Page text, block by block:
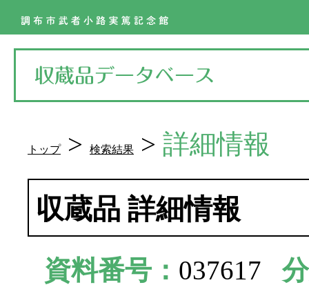
トップ> 検索結果 > 詳細情報
収蔵品 詳細情報
資料番号： 037617